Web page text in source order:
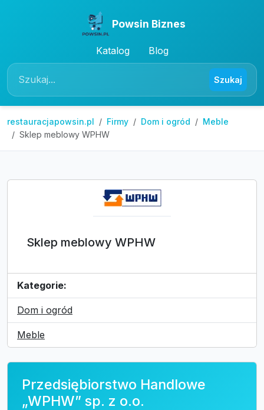
Powsin Biznes
Katalog Blog
Szukaj
restauracjapowsin.pl Firmy Dom i ogród
Meble
Sklep meblowy WPHW
Sklep meblowy WPHW
Kategorie:
Dom i ogród
Meble
Przedsiębiorstwo Handlowe
„WPHW” sp. z o.o.